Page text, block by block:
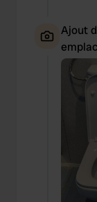
Ajout